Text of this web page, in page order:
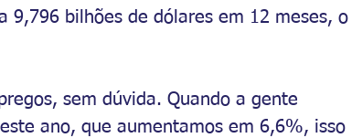
9,796 bilhões de dólares em 12 meses, o
sem dúvida. Quando a gente
ano, que aumentamos em 6,6%, isso